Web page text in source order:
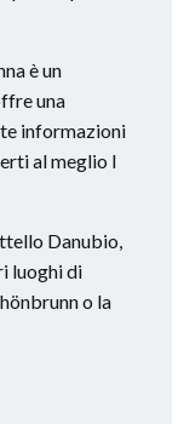
è un
una
informazioni
al meglio l
Danubio,
luoghi di
o la